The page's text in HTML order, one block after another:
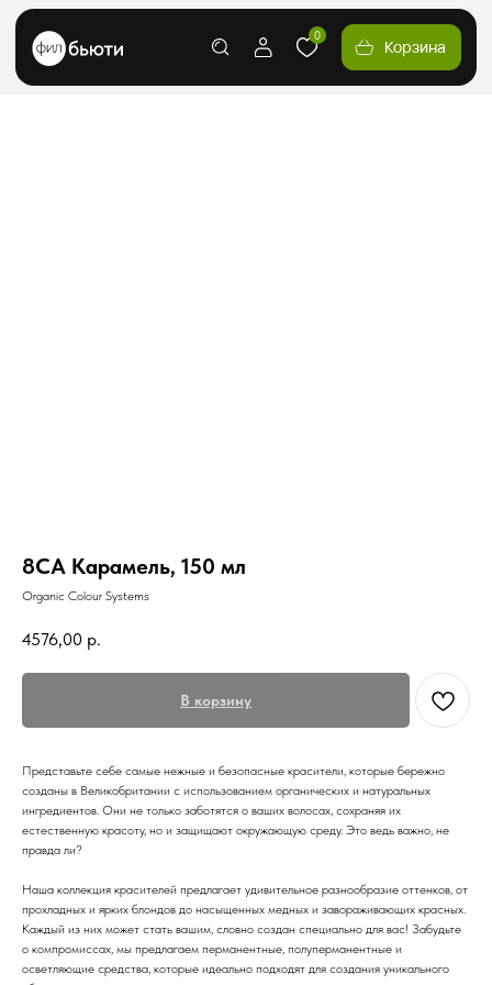
Корзина
8СА Карамель, 150 мл
Organic Colour Systems
4576,00 р.
В корзину
Представьте себе самые нежные и безопасные красители, которые бережно
созданы в Великобритании с использованием органических и натуральных
ингредиентов. Они не только заботятся о ваших волосах, сохраняя их
естественную красоту, но и защищают окружающую среду. Это ведь важно, не
правда ли?
Наша коллекция красителей предлагает удивительное разнообразие оттенков, от
прохладных и ярких блондов до насыщенных медных и завораживающих красных.
Каждый из них может стать вашим, словно создан специально для вас! Забудьте
о компромиссах, мы предлагаем перманентные, полуперманентные и
осветляющие средства, которые идеально подходят для создания уникального
Меню Покупателям